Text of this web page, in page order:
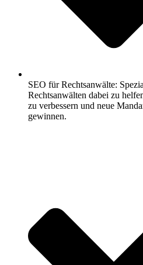
SEO für Rechtsanwälte:
Rechtsanwälten dabei zu
zu verbessern und neue
gewinnen.